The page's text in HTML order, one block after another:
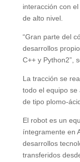
interacción con
de alto nivel.
“Gran parte del
desarrollos
C++ y Python2”,
La tracción se
todo el equipo
de tipo plomo-
El robot es un
íntegramente en
desarrollos
transferidos